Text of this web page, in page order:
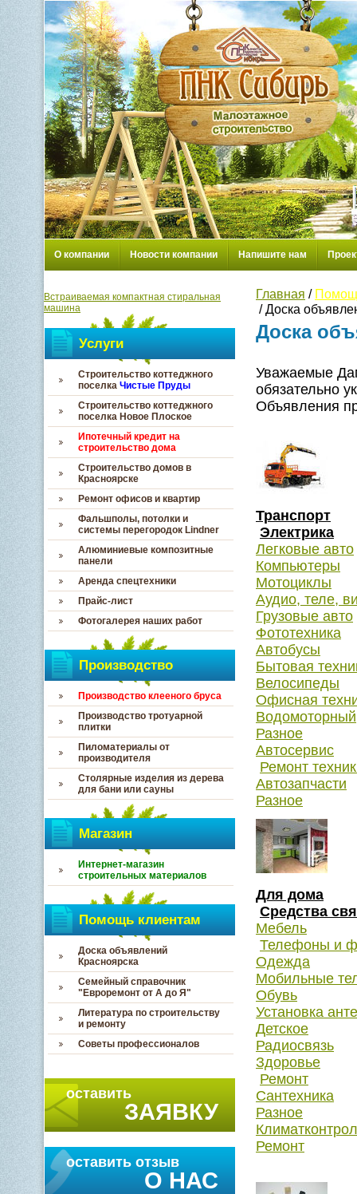
О компании Новости компании Напишите нам
Встраиваемая компактная стиральная
машина
Услуги
Строительство коттеджного
поселка Чистые Пруды
Строительство коттеджного
поселка Новое Плоское
Ипотечный кредит на
строительство дома
Строительство домов в
Красноярске
Ремонт офисов и квартир
Фальшполы, потолки и
системы перегородок Lindner
Алюминиевые композитные
панели
Аренда спецтехники
Прайс-лист
Фотогалерея наших работ
Производство
Производство клееного бруса
Производство тротуарной
плитки
Пиломатериалы от
производителя
Столярные изделия из дерева
для бани или сауны
Магазин
Интернет-магазин
строительных материалов
Помощь клиентам
Доска объявлений
Красноярска
Семейный справочник
"Евроремонт от А до Я"
Литература по строительству
и ремонту
Советы профессионалов
оставить
ЗАЯВКУ
оставить отзыв
О НАС
Главная /
/ Доска
Доска
Уважаемые
обязательно
Объявления
Транспорт
Электрика
Легковые авто
Компьютеры
Мотоциклы
Аудио, теле,
Грузовые авто
Фототехника
Автобусы
Бытовая
Велосипеды
Офисная
Водомоторный
Разное
Автосервис
Ремонт
Автозапчасти
Разное
Для дома
Средства
Мебель
Телефоны и
Одежда
Мобильные
Обувь
Установка
Детское
Радиосвязь
Здоровье
Ремонт
Сантехника
Разное
Ремонт